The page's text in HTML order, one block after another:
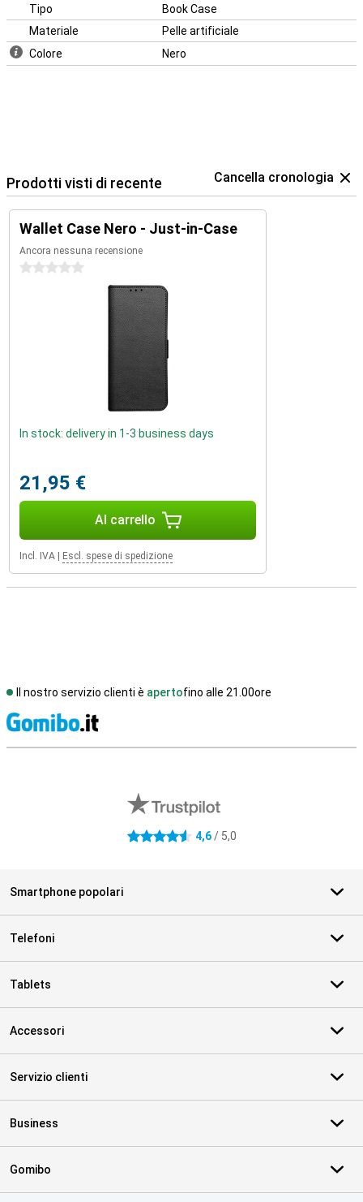
Tipo
Book Case
Materiale
Pelle artificiale
Colore
Nero
Prodotti visti di recente Cancella cronologia
Wallet Case Nero - Just-in-Case
Ancora nessuna recensione
0 stelle
In stock: delivery in 1-3 business days
21,95 €
Al carrello
Incl. IVA Escl. spese di spedizione
Il nostro servizio clienti è apertofino alle 21.00ore
4.6 stelle 4,6/ 5,0
Smartphone popolari
Telefoni
Tablets
Accessori
Servizio clienti
Business
Gomibo